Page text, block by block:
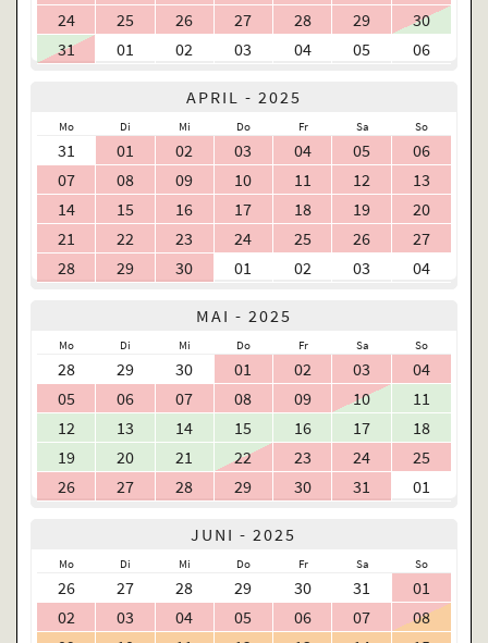
24
25 26 27 28 29
30
31
01 02 03 04 05 06
APRIL - 2025
Mo Di Mi Do Fr Sa So
31 01 02 03 04 05
06
07
08 09 10 11 12
13
14
15 16 17 18 19
20
21
22 23 24 25 26
27
28
29 30 01 02 03 04
MAI - 2025
Mo Di Mi Do Fr Sa So
28 29 30 01 02 03
04
05
06 07 08 09 10
11
12
13 14 15 16 17
18
19
20 21 22 23 24
25
26
27 28 29 30 31 01
JUNI - 2025
Mo Di Mi Do Fr Sa So
26 27 28 29 30 31
01
02
03 04 05 06 07
08